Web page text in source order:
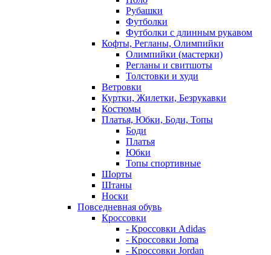
Рубашки
Футболки
Футболки с длинным рукавом
Кофты, Регланы, Олимпийки
Олимпийки (мастерки)
Регланы и свитшоты
Толстовки и худи
Ветровки
Куртки, Жилетки, Безрукавки
Костюмы
Платья, Юбки, Боди, Топы
Боди
Платья
Юбки
Топы спортивные
Шорты
Штаны
Носки
Повседневная обувь
Кроссовки
- Кроссовки Adidas
- Кроссовки Joma
- Кроссовки Jordan